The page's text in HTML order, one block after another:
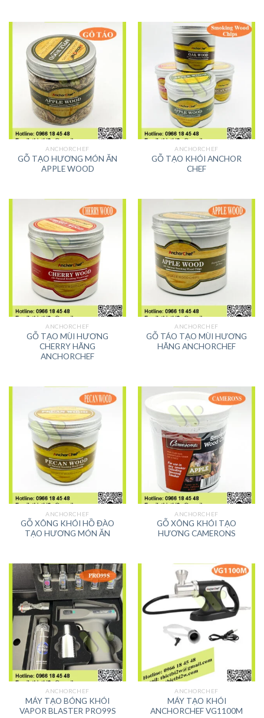
ANCHORCHEF
GỖ TẠO HƯƠNG MÓN ĂN
APPLE WOOD
ANCHORCHEF
GỖ TẠO KHÓI ANCHOR
CHEF
ANCHORCHEF
GỖ TẠO MÙI HƯƠNG
CHERRY HÃNG
ANCHORCHEF
ANCHORCHEF
GỖ TÁO TẠO MÙI HƯƠNG
HÃNG ANCHORCHEF
ANCHORCHEF
GỖ XÔNG KHÓI HỒ ĐÀO
TẠO HƯƠNG MÓN ĂN
ANCHORCHEF
GỖ XÔNG KHÓI TẠO
HƯƠNG CAMERONS
ANCHORCHEF
MÁY TẠO BÓNG KHÓI
VAPOR BLASTER PRO99S
ANCHORCHEF
MÁY TẠO KHÓI
ANCHORCHEF VG1100M